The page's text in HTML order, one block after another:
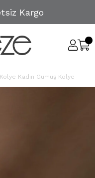
Kargo
Kadın Gümüş Kolye